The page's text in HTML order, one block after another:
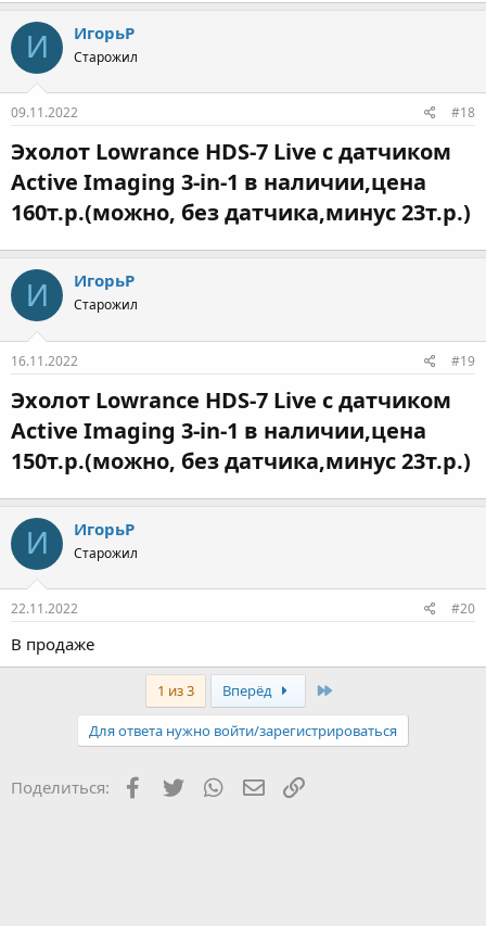
И ИгорьР
Старожил
09.11.2022 #18
Эхолот Lowrance HDS-7 Live с датчиком
Active Imaging 3-in-1 в наличии,цена
160т.р.(можно, без датчика,минус 23т.р.)​
И ИгорьР
Старожил
16.11.2022 #19
Эхолот Lowrance HDS-7 Live с датчиком
Active Imaging 3-in-1 в наличии,цена
150т.р.(можно, без датчика,минус 23т.р.)​
И ИгорьР
Старожил
22.11.2022 #20
В продаже
1 из 3 Вперёд
Для ответа нужно войти/зарегистрироваться
Поделиться: Facebook
Twitter WhatsAppЭлектронная почта